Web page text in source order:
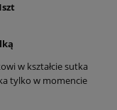
w kształcie sutka
tylko w momencie